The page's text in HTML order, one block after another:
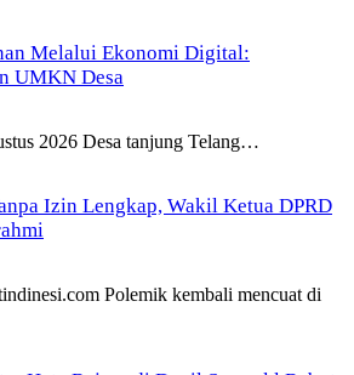
Melalui Ekonomi Digital:
UMKN Desa
2026 Desa tanjung Telang…
Izin Lengkap, Wakil Ketua DPRD
Polemik kembali mencuat di